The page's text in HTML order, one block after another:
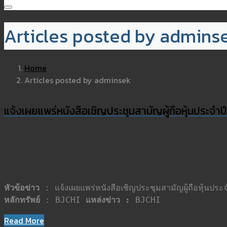
Articles posted by
Home
Articles posted by adminsek
แจ้งเผยแพร่หนังสือเชิญประชุมสามัญผู้ถือหุ้นประจำ
หัวข้อข่าว
หลักทรัพย์ : BJCHI แหล่งข่าว : BJCHI
Read More